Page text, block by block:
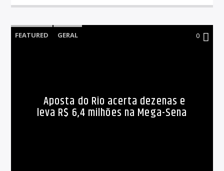
FEATURED GERAL 0
Aposta do Rio acerta dezenas e
leva R$ 6,4 milhões na Mega-Sena